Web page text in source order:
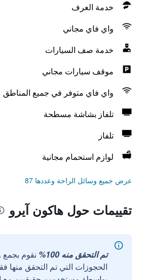
خدمة الغرف
واي فاي مجاني
خدمة صف السيارات
موقف سيارات مجاني
واي فاي متوفر في جميع المناطق
تلفاز بشاشة مسطحة
تلفاز
لوازم استحمام مجانية
عرض جميع وسائل الراحة وعددها 87
تقييمات حول هاكون آيرو
تم التحقق منه 100%
نقوم
الحجوزات التي تم التحقق منها